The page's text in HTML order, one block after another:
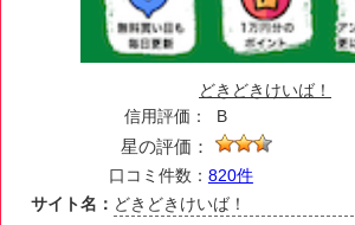
どきどきけいば！
信用評価：
B
星の評価：
口コミ件数： 820件
サイト名： どきどきけいば！